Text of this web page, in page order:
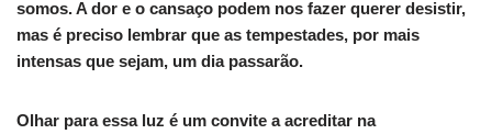
somos. A dor e o cansaço podem nos fazer querer desistir,
mas é preciso lembrar que as tempestades, por mais
intensas que sejam, um dia passarão.
Olhar para essa luz é um convite a acreditar na